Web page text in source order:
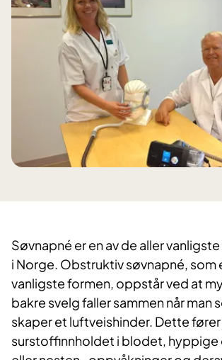
Søvnapné er en av de aller
i Norge. Obstruktiv søvnapné, som
vanligste formen, oppstår ved at
bakre svelg faller sammen når man
skaper et luftveishinder. Dette fører
surstoffinnholdet i blodet,